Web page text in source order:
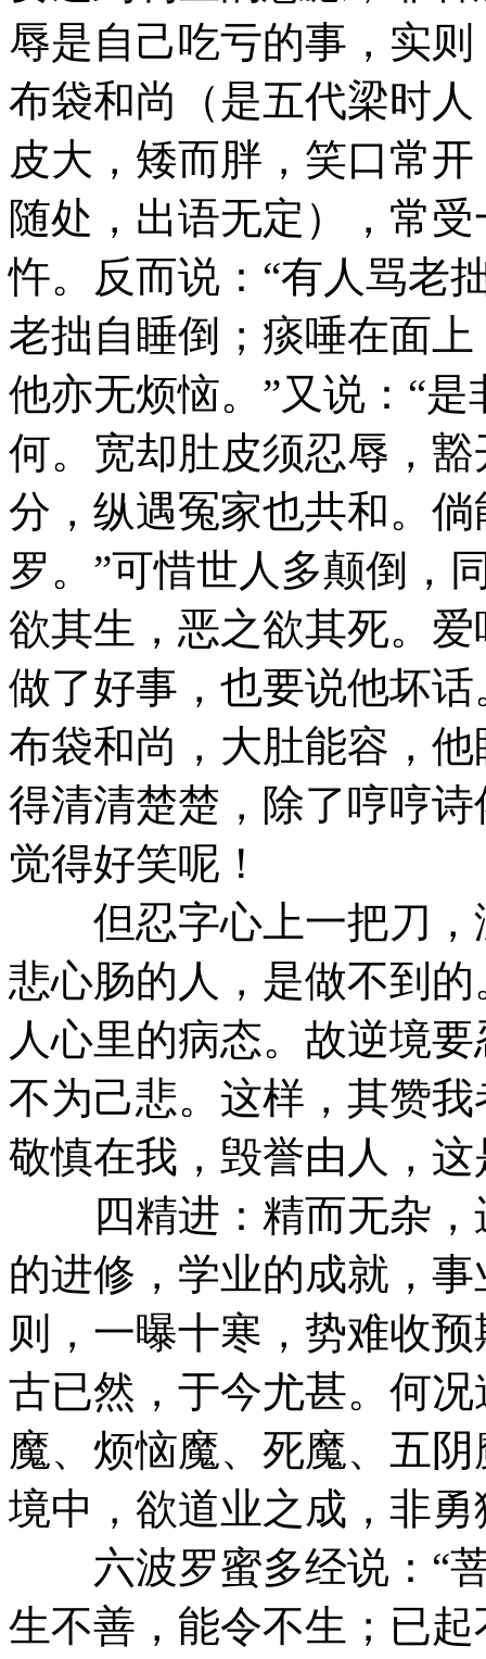
辱是自己吃亏的事，实
布袋和尚（是五代梁时
皮大，矮而胖，笑口常
随处，出语无定），常
忤。反而说：“有人骂老
老拙自睡倒；痰唾在面
他亦无烦恼。”又说：“
何。宽却肚皮须忍辱，
分，纵遇冤家也共和。
罗。”可惜世人多颠倒，
欲其生，恶之欲其死。
做了好事，也要说他坏
布袋和尚，大肚能容，
得清清楚楚，除了哼哼
觉得好笑呢！
但忍字心上一把刀，
悲心肠的人，是做不到
人心里的病态。故逆境
不为己悲。这样，其赞
敬慎在我，毁誉由人，
四精进：精而无杂，
的进修，学业的成就，
则，一曝十寒，势难收
古已然，于今尤甚。何
魔、烦恼魔、死魔、五
境中，欲道业之成，非
六波罗蜜多经说：“菩
生不善，能令不生；已